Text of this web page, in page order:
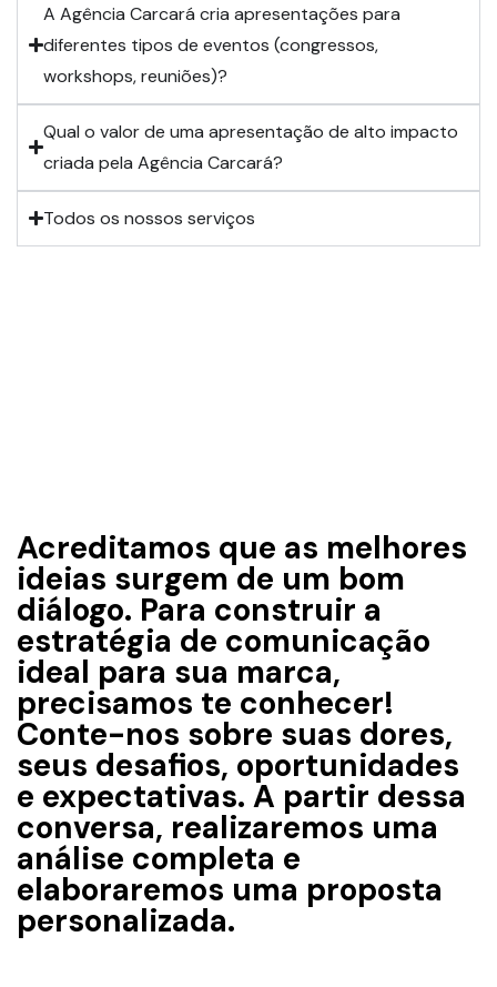
A Agência Carcará cria apresentações para
diferentes tipos de eventos (congressos,
workshops, reuniões)?
Qual o valor de uma apresentação de alto impacto
criada pela Agência Carcará?
Todos os nossos serviços
Acreditamos que as melhores
ideias surgem de um bom
diálogo. Para construir a
estratégia de comunicação
ideal para sua marca,
precisamos te conhecer!
Conte-nos sobre suas dores,
seus desafios, oportunidades
e expectativas. A partir dessa
conversa, realizaremos uma
análise completa e
elaboraremos uma proposta
personalizada.